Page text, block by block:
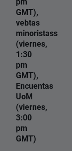
GMT),
vebtas
minoristass
(viernes,
1:30
pm
GMT),
Encuentas
UoM
(viernes,
3:00
pm
GMT)